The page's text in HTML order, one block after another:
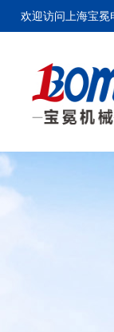
欢迎访问上海宝冕